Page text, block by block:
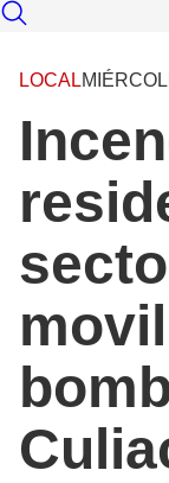
LOCAL